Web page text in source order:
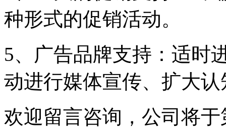
种形式的促销活动。
5、广告品牌支持：适时
动进行媒体宣传、扩大认
欢迎留言咨询，公司将